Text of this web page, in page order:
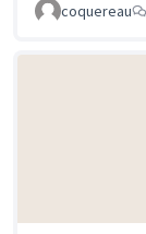
coquereau